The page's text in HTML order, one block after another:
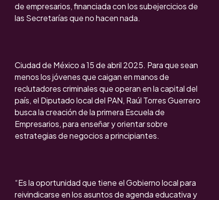
de empresarios, financiada con los subejercicios de
las Secretarías que no hacen nada.
Ciudad de México a 15 de abril 2025. Para que sean
menos los jóvenes que caigan en manos de
reclutadores criminales que operan en la capital del
país, el Diputado local del PAN, Raúl Torres Guerrero
busca la creación de la primera Escuela de
Empresarios, para enseñar y orientar sobre
estrategias de negocios a principiantes.
“Es la oportunidad que tiene el Gobierno local para
reivindicarse en los asuntos de agenda educativa y